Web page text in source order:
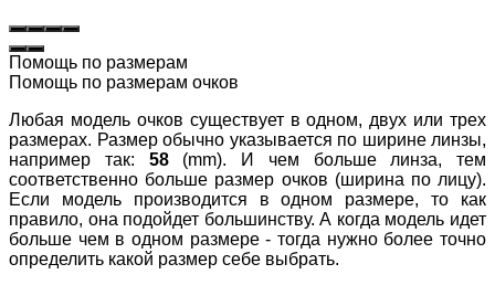
Помощь по размерам
Помощь по размерам очков
Любая модель очков существует в одном, двух или трех
размерах. Размер обычно указывается по ширине линзы,
например так: 58(mm). И чем больше линза, тем
соответственно больше размер очков (ширина по лицу).
Если модель производится в одном размере, то как
правило, она подойдет большинству. А когда модель идет
больше чем в одном размере - тогда нужно более точно
определить какой размер себе выбрать.